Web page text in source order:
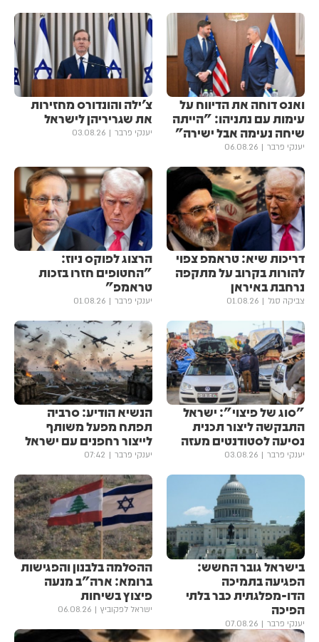
ואנס דוחה את הדיווח על
עימות עם נתניהו: "הייתה
שיחה נעימה אבל ישירה"
יענקי פרבר 06.08.26
צ׳ילה והונדורס מחזירות
את שגריריהן לישראל
יענקי פרבר 03.08.26
דריכות שיא: טראמפ צפוי
להורות בקרוב על מתקפה
נרחבת באיראן
צביקה סגל 01.08.26
הרצוג לפוקס ניוז:
"החטופים חזרו בזכות
טראמפ"
יענקי פרבר 01.08.26
"סוג של פיצוי": ישראל
התבקשה ליצור תכנית
נסיעה לסטודנטים מעזה
יענקי פרבר 03.08.26
הנשיא הודיע: סרביה
תפתח מפעל משותף
לייצור רחפנים עם ישראל
יענקי פרבר 07:42
בישראל גובר החשש:
הפגיעה בתמיכה
הדו-מפלגתית כבר בלתי
הפיכה
יענקי פרבר 07.08.26
ההסלמה בלבנון והפגישות
ברומא: ארה"ב מנעה
פיצוץ בשיחות
ישראל לפקוביץ 06.08.26